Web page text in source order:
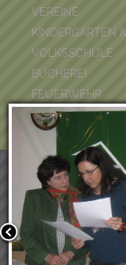
VEREINE
KINDERGARTEN
VOLKSSCHULE
BÜCHEREI
FEUERWEHR
DUATHLON 2026
POOLKALENDER
Wir verwenden
an, dass Sie mit
einverstanden sind.
Weitere
Bestätigen